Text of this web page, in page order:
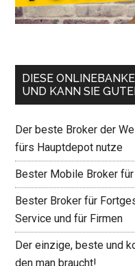
DIESE
UND KANN SIE
Der beste Broker der
fürs Hauptdepot nutze
Bester Mobile Broker
Bester Broker für
Service und für Firmen
Der einzige, beste und
den man braucht!